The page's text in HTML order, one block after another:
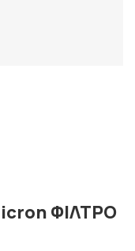
ΦΙΛΤΡΟ